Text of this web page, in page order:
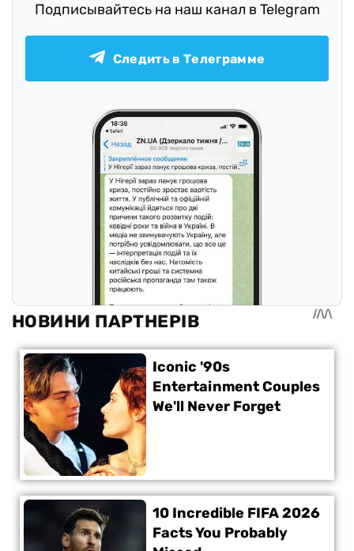
Подписывайтесь на наш канал в Telegram
Следить в Телеграмме